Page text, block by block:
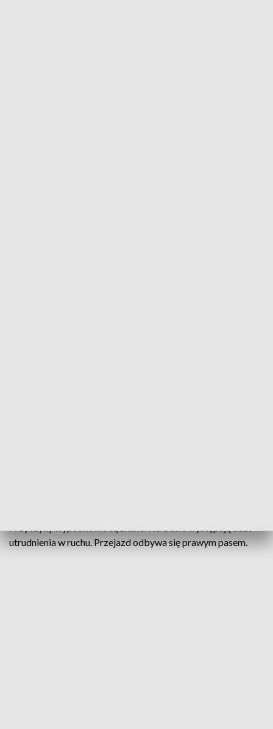
utrudnienia w ruchu. Przejazd odbywa się prawym pasem.